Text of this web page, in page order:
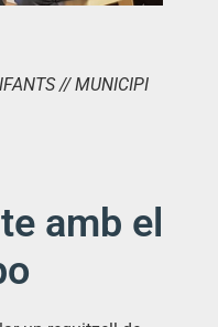
// MUNICIPI
amb el